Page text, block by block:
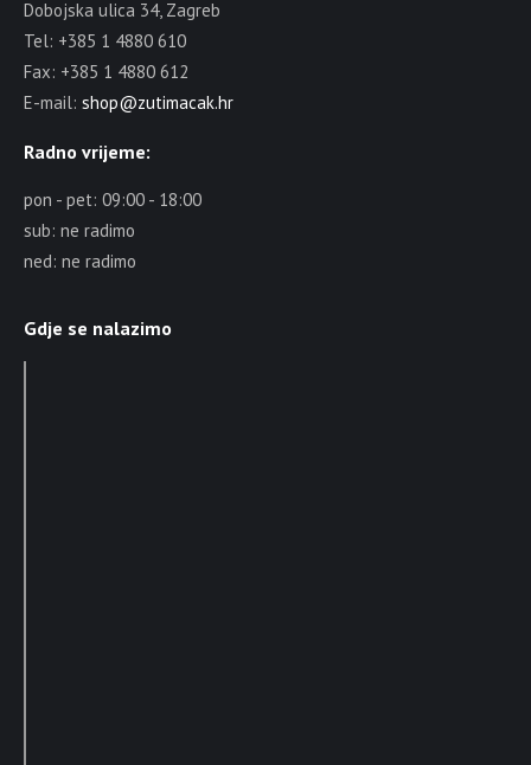
Dobojska ulica 34, Zagreb
Tel: +385 1 4880 610
Fax: +385 1 4880 612
E-mail: shop@zutimacak.hr
Radno vrijeme:
pon - pet: 09:00 - 18:00
sub: ne radimo
ned: ne radimo
Gdje se nalazimo